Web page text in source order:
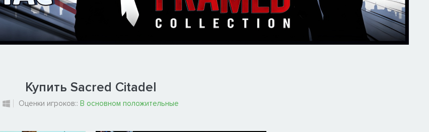
Купить Sacred Citadel
Оценки игроков:: В основном положительные